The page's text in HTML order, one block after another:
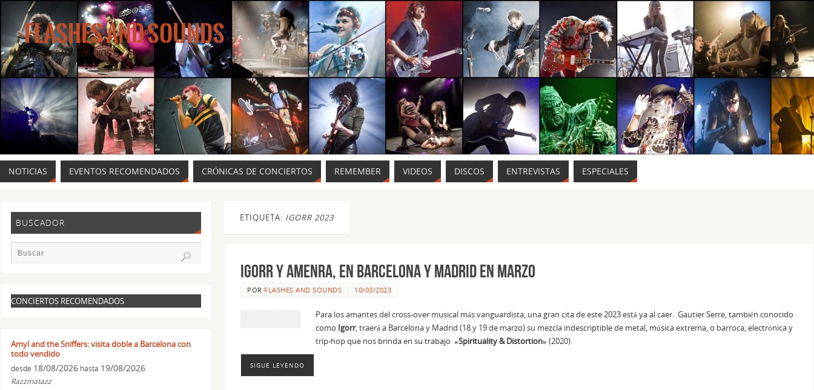
FLASHES AND SOUNDS
MÚSICA PARA LOS OJOS.
NOTICIAS EVENTOS RECOMENDADOS CRÓNICAS DE CONCIERTOS REMEMBER VIDEOS DISCOS ENTREVISTAS ESPECIALES
ETIQUETA: IGORR 2023
Igorr y Amenra, en Barcelona y Madrid en marzo
POR FLASHES AND SOUNDS 10/03/2023
Para los amantes del cross-over musical más vanguardista, una gran cita de este 2023 está ya al caer. Gautier Serre, también conocido
como Igorr, traerá a Barcelona y Madrid (18 y 19 de marzo) su mezcla indescriptible de metal, música extrema, o barroca, electrónica y
trip-hop que nos brinda en su trabajo «Spirituality & Distortion» (2020).
SIGUE LEYENDO
BUSCADOR
CONCIERTOS RECOMENDADOS
Amyl and the Sniffers: visita doble a Barcelona con
todo vendido
desde 18/08/2026 hasta 19/08/2026
Razzmatazz